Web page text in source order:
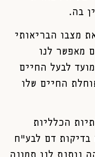
בה.
מצבו הבריאותי
מאפשר לנו
לבעל החיים
החיים שלו
הכלליות
בדיקות דם לבע"ח